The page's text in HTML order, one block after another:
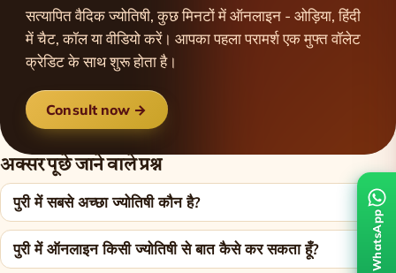
सत्यापित वैदिक ज्योतिषी, कुछ मिनटों में ऑनलाइन - ओड़िया, हिंदी
में चैट, कॉल या वीडियो करें। आपका पहला परामर्श एक मुफ्त वॉलेट
क्रेडिट के साथ शुरू होता है।
Consult now →
अक्सर पूछे जाने वाले प्रश्न
पुरी में सबसे अच्छा ज्योतिषी कौन है?
पुरी में ऑनलाइन किसी ज्योतिषी से बात कैसे कर सकता हूँ? WhatsApp